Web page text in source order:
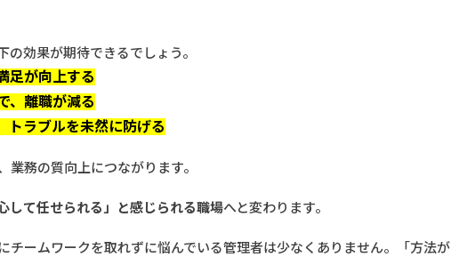
効果が期待できるでしょう。
足が向上する
、離職が減る
トラブルを未然に防げる
務の質向上につながります。
して任せられる」と感じられる職場へと変わります。
チームワークを取れずに悩んでいる管理者は少なくありません。「方法が